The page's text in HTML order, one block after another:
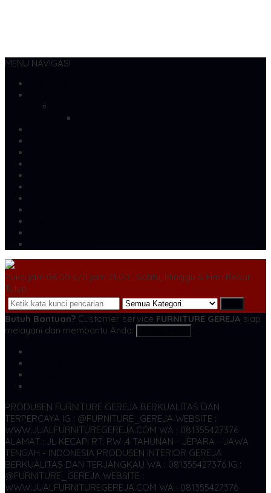
MENU NAVIGASI
Buka jam 08.00 s/d jam 21.00 , Sabtu, Minggu & Hari Besar
Tutup
Butuh Bantuan? Customer service FURNITURE GEREJA siap
melayani dan membantu Anda.
PRODUSEN FURNITURE GEREJA BERKUALITAS DAN
TERPERCAYA IG : @FURNITURE_GEREJA WEBSITE :
WWW.JUALFURNITUREGEREJA.COM WA : 081355427376
ALAMAT : JL KECAPI RT. RW .4 TAHUNAN - JEPARA - JAWA
TENGAH - INDONESIA PRODUSEN INTERIOR GEREJA
BERKUALITAS DAN TERJANGKAU WA : 081355427376 IG :
@FURNITURE_GEREJA WEBSITE :
WWW.JUALFURNITUREGEREJA.COM WA : 081355427376